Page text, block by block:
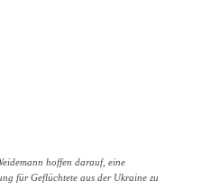
hoffen darauf, eine
für Geflüchtete aus der Ukraine zu